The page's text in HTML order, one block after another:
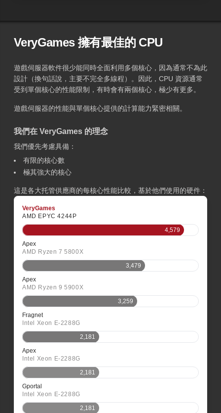
VeryGames 擁有最佳的 CPU
遊戲伺服器軟件很少能同時全面利用多個核心，因為通常不為此
設計（換句話說，主要不完全多線程）。因此，CPU 資源通常
受到單個核心的性能限制，有時會有兩個核心，極少有更多。
遊戲伺服器的性能與單個核心提供的計算能力緊密相關。
我們在 VeryGames 的理念
我們優先考慮具備：
有限的核心數
極其強大的核心
這是各大托管供應商的每核心性能比較，基於他們使用的硬件：
VeryGames
AMD EPYC 4244P
4,579
Apex
AMD Ryzen 7 5800X
3,479
Apex
AMD Ryzen 9 5900X
3,259
Fragnet
Intel Xeon E-2288G
2,181
Apex
Intel Xeon E-2288G
2,181
Gportal
Intel Xeon E-2288G
2,181